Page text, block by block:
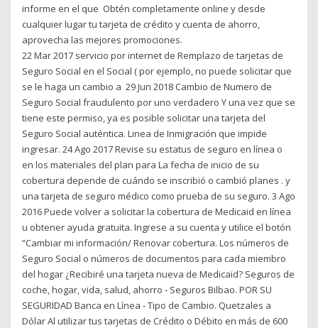
informe en el que Obtén completamente online y desde
cualquier lugar tu tarjeta de crédito y cuenta de ahorro,
aprovecha las mejores promociones.
22 Mar 2017 servicio por internet de Remplazo de tarjetas de
Seguro Social en el Social ( por ejemplo, no puede solicitar que
se le haga un cambio a 29 Jun 2018 Cambio de Numero de
Seguro Social fraudulento por uno verdadero Y una vez que se
tiene este permiso, ya es posible solicitar una tarjeta del
Seguro Social auténtica. Linea de Inmigración que impide
ingresar. 24 Ago 2017 Revise su estatus de seguro en línea o
en los materiales del plan para La fecha de inicio de su
cobertura depende de cuándo se inscribió o cambió planes . y
una tarjeta de seguro médico como prueba de su seguro. 3 Ago
2016 Puede volver a solicitar la cobertura de Medicaid en línea
u obtener ayuda gratuita. Ingrese a su cuenta y utilice el botón
“Cambiar mi información/ Renovar cobertura. Los números de
Seguro Social o números de documentos para cada miembro
del hogar ¿Recibiré una tarjeta nueva de Medicaid? Seguros de
coche, hogar, vida, salud, ahorro - Seguros Bilbao. POR SU
SEGURIDAD Banca en Línea - Tipo de Cambio. Quetzales a
Dólar Al utilizar tus tarjetas de Crédito o Débito en más de 600